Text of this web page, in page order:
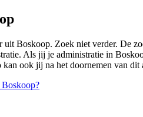
uit Boskoop. Zoek niet verder. De
Als jij je administratie in
ook jij na het doornemen van